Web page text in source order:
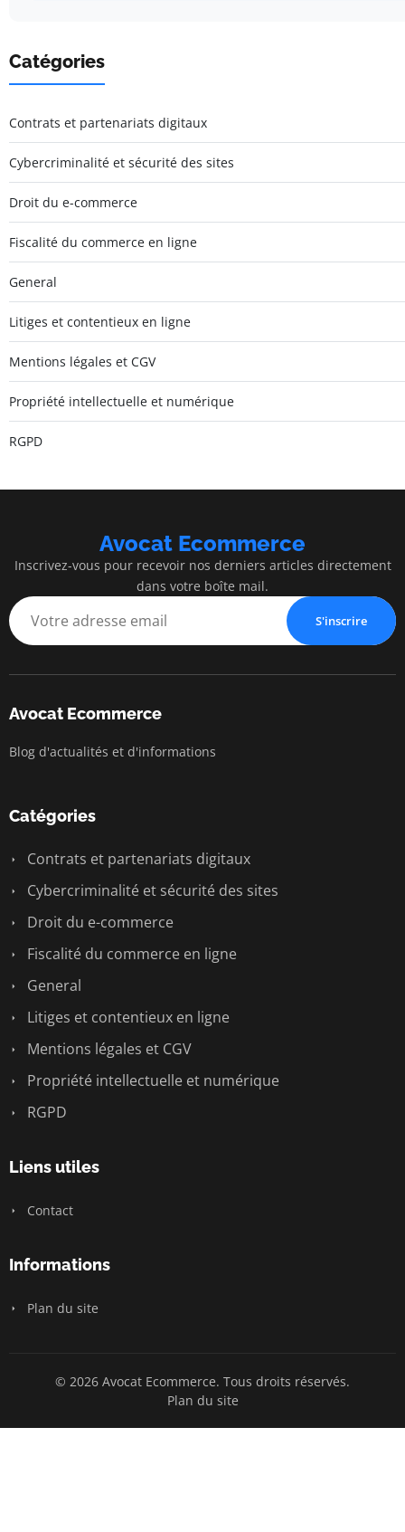
Catégories
Contrats et partenariats digitaux
Cybercriminalité et sécurité des sites
Droit du e-commerce
Fiscalité du commerce en ligne
General
Litiges et contentieux en ligne
Mentions légales et CGV
Propriété intellectuelle et numérique
RGPD
Avocat Ecommerce
Inscrivez-vous pour recevoir nos derniers articles directement
dans votre boîte mail.
S'inscrire
Avocat Ecommerce
Blog d'actualités et d'informations
Catégories
Contrats et partenariats digitaux
Cybercriminalité et sécurité des sites
Droit du e-commerce
Fiscalité du commerce en ligne
General
Litiges et contentieux en ligne
Mentions légales et CGV
Propriété intellectuelle et numérique
RGPD
Liens utiles
Contact
Informations
Plan du site
© 2026 Avocat Ecommerce. Tous droits réservés.
Plan du site